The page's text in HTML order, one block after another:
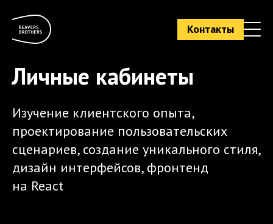
Контакты
Личные кабинеты
Изучение клиентского опыта,
проектирование пользовательских
сценариев, создание уникального стиля,
дизайн интерфейсов, фронтенд
на React